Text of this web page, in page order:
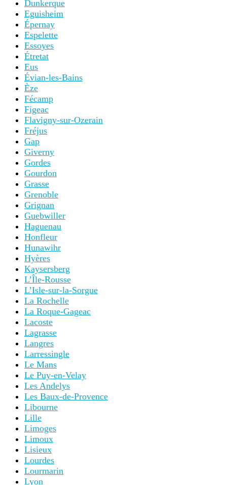
Dunkerque
Eguisheim
Épernay
Espelette
Essoyes
Étretat
Eus
Évian-les-Bains
Èze
Fécamp
Figeac
Flavigny-sur-Ozerain
Fréjus
Gap
Giverny
Gordes
Gourdon
Grasse
Grenoble
Grignan
Guebwiller
Haguenau
Honfleur
Hunawihr
Hyères
Kaysersberg
L’Île-Rousse
L’Isle-sur-la-Sorgue
La Rochelle
La Roque-Gageac
Lacoste
Lagrasse
Langres
Larressingle
Le Mans
Le Puy-en-Velay
Les Andelys
Les Baux-de-Provence
Libourne
Lille
Limoges
Limoux
Lisieux
Lourdes
Lourmarin
Lyon